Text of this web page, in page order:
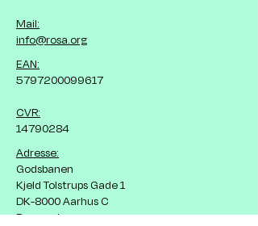
Mail:
info@rosa.org
EAN:
5797200099617
CVR:
14790284
Adresse:
Godsbanen
Kjeld Tolstrups Gade 1
DK-8000 Aarhus C
Danmark